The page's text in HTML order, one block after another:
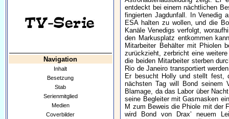
Navigation
Inhalt
Besetzung
Stab
Serienmitglied
Medien
Coverbilder
entdeckt bei einem nächtlichen
fingierten Jagdunfall. In Venedig
ESA halten zu wollen, und die
Kanäle Venedigs verfolgt,
den Markusplatz entkommen
Mitarbeiter Behälter mit Phiolen
zurückzieht, zerbricht eine
die beiden Mitarbeiter sterben
Rio de Janeiro transportiert
Er besucht Holly und stellt fest,
nächsten Tag will Bond seinem
Blamage, da das Labor über
seine Begleiter mit Gasmasken
M zum Beweis die Phiole mit der
wird Bond von Drax’ neuem